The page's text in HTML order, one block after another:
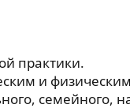
практики.
и
семейного,